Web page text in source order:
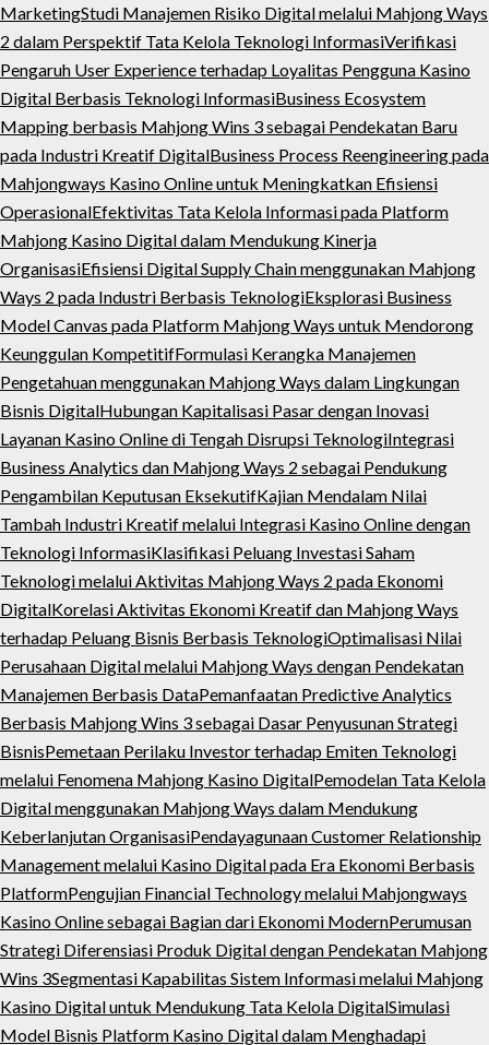
MarketingStudi Manajemen Risiko Digital melalui Mahjong Ways
2 dalam Perspektif Tata Kelola Teknologi InformasiVerifikasi
Pengaruh User Experience terhadap Loyalitas Pengguna Kasino
Digital Berbasis Teknologi InformasiBusiness Ecosystem
Mapping berbasis Mahjong Wins 3 sebagai Pendekatan Baru
pada Industri Kreatif DigitalBusiness Process Reengineering pada
Mahjongways Kasino Online untuk Meningkatkan Efisiensi
OperasionalEfektivitas Tata Kelola Informasi pada Platform
Mahjong Kasino Digital dalam Mendukung Kinerja
OrganisasiEfisiensi Digital Supply Chain menggunakan Mahjong
Ways 2 pada Industri Berbasis TeknologiEksplorasi Business
Model Canvas pada Platform Mahjong Ways untuk Mendorong
Keunggulan KompetitifFormulasi Kerangka Manajemen
Pengetahuan menggunakan Mahjong Ways dalam Lingkungan
Bisnis DigitalHubungan Kapitalisasi Pasar dengan Inovasi
Layanan Kasino Online di Tengah Disrupsi TeknologiIntegrasi
Business Analytics dan Mahjong Ways 2 sebagai Pendukung
Pengambilan Keputusan EksekutifKajian Mendalam Nilai
Tambah Industri Kreatif melalui Integrasi Kasino Online dengan
Teknologi InformasiKlasifikasi Peluang Investasi Saham
Teknologi melalui Aktivitas Mahjong Ways 2 pada Ekonomi
DigitalKorelasi Aktivitas Ekonomi Kreatif dan Mahjong Ways
terhadap Peluang Bisnis Berbasis TeknologiOptimalisasi Nilai
Perusahaan Digital melalui Mahjong Ways dengan Pendekatan
Manajemen Berbasis DataPemanfaatan Predictive Analytics
Berbasis Mahjong Wins 3 sebagai Dasar Penyusunan Strategi
BisnisPemetaan Perilaku Investor terhadap Emiten Teknologi
melalui Fenomena Mahjong Kasino DigitalPemodelan Tata Kelola
Digital menggunakan Mahjong Ways dalam Mendukung
Keberlanjutan OrganisasiPendayagunaan Customer Relationship
Management melalui Kasino Digital pada Era Ekonomi Berbasis
PlatformPengujian Financial Technology melalui Mahjongways
Kasino Online sebagai Bagian dari Ekonomi ModernPerumusan
Strategi Diferensiasi Produk Digital dengan Pendekatan Mahjong
Wins 3Segmentasi Kapabilitas Sistem Informasi melalui Mahjong
Kasino Digital untuk Mendukung Tata Kelola DigitalSimulasi
Model Bisnis Platform Kasino Digital dalam Menghadapi